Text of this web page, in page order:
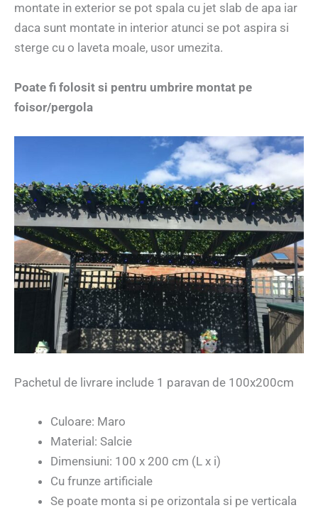
montate in exterior se pot spala cu jet slab de apa iar
daca sunt montate in interior atunci se pot aspira si
sterge cu o laveta moale, usor umezita.
Poate fi folosit si pentru umbrire montat pe
foisor/pergola
Pachetul de livrare include 1 paravan de 100x200cm
Culoare: Maro
Material: Salcie
Dimensiuni: 100 x 200 cm (L x i)
Cu frunze artificiale
Se poate monta si pe orizontala si pe verticala